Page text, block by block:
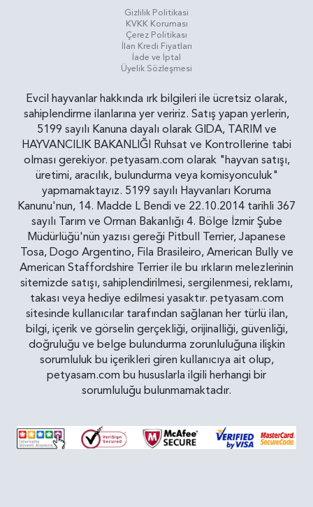
Gizlilik Politikasi
KVKK Koruması
Çerez Politikası
İlan Kredi Fiyatları
İade ve İptal
Üyelik Sözleşmesi
Evcil hayvanlar hakkında ırk bilgileri ile ücretsiz olarak,
sahiplendirme ilanlarına yer veririz. Satış yapan yerlerin,
5199 sayılı Kanuna dayalı olarak GIDA, TARIM ve
HAYVANCILIK BAKANLIĞI Ruhsat ve Kontrollerine tabi
olması gerekiyor. petyasam.com olarak "hayvan satışı,
üretimi, aracılık, bulundurma veya komisyonculuk"
yapmamaktayız. 5199 sayılı Hayvanları Koruma
Kanunu'nun, 14. Madde L Bendi ve 22.10.2014 tarihli 367
sayılı Tarım ve Orman Bakanlığı 4. Bölge İzmir Şube
Müdürlüğü'nün yazısı gereği Pitbull Terrier, Japanese
Tosa, Dogo Argentino, Fila Brasileiro, American Bully ve
American Staffordshire Terrier ile bu ırkların melezlerinin
sitemizde satışı, sahiplendirilmesi, sergilenmesi, reklamı,
takası veya hediye edilmesi yasaktır. petyasam.com
sitesinde kullanıcılar tarafından sağlanan her türlü ilan,
bilgi, içerik ve görselin gerçekliği, orijinalliği, güvenliği,
doğruluğu ve belge bulundurma zorunluluğuna ilişkin
sorumluluk bu içerikleri giren kullanıcıya ait olup,
petyasam.com bu hususlarla ilgili herhangi bir
sorumluluğu bulunmamaktadır.